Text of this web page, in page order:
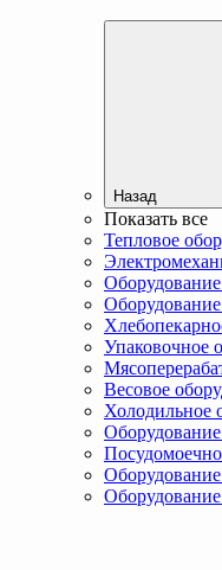
Назад
Показать все
Тепловое
Упаковочное
Весовое
Холодильное